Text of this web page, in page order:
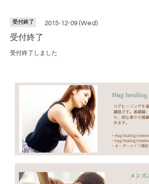
受付終了 2015-12-09 (Wed)
受付終了
受付終了しました